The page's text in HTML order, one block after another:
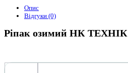
Опис
Відгуки (0)
Ріпак озимий НК ТЕХНІК